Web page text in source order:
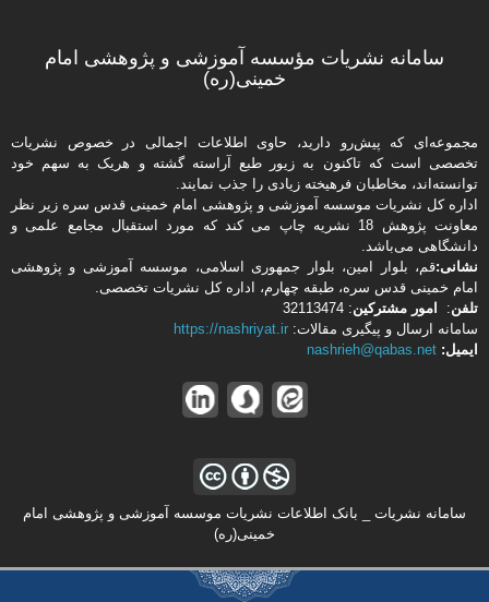
سامانه نشریات مؤسسه آموزشی و پژوهشی امام
خمینی(ره)
مجموعه‌ای که پیش‌رو دارید،‌ حاوی اطلاعات اجمالی در خصوص نشریات
تخصصی است که تاکنون به زیور طبع آراسته گشته و هریک به سهم خود
توانسته‌اند، مخاطبان فرهیخته‌ زیادی را جذب نمایند.
اداره كل نشریات موسسه آموزشی و پژوهشی امام خمینی قدس سره زیر نظر
معاونت پژوهش 18 نشریه چاپ می کند که مورد استقبال مجامع علمی و
دانشگاهی می‌باشد.
نشانی:قم، بلوار امین، بلوار جمهوری اسلامی، موسسه آموزشی و پژوهشی
امام خمینی قدس سره، طبقه چهارم، اداره كل نشریات تخصصی.
تلفن: امور مشتركین: 32113474
سامانه ارسال و پیگیری مقالات: https://nashriyat.ir
ایمیل: nashrieh@qabas.net
سامانه نشریات _ بانک اطلاعات نشریات موسسه آموزشی و پژوهشی امام
خمینی(ره)